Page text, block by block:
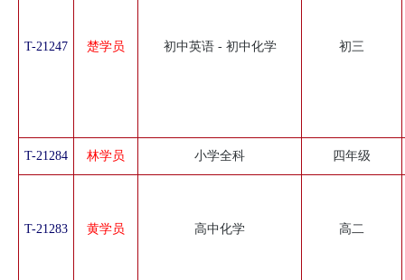
T-21247 楚学员 初中英语 - 初中化学 初三
T-21284 林学员 小学全科 四年级
T-21283 黄学员 高中化学 高二